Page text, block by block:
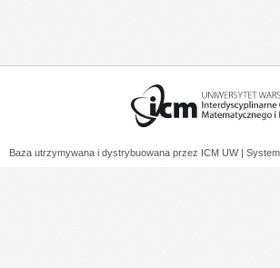
Baza utrzymywana i dystrybuowana przez ICM UW |